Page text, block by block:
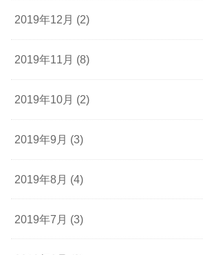
2019年12月 (2)
2019年11月 (8)
2019年10月 (2)
2019年9月 (3)
2019年8月 (4)
2019年7月 (3)